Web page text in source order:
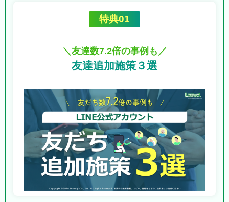
特典01
＼友達数7.2倍の事例も／
友達追加施策３選